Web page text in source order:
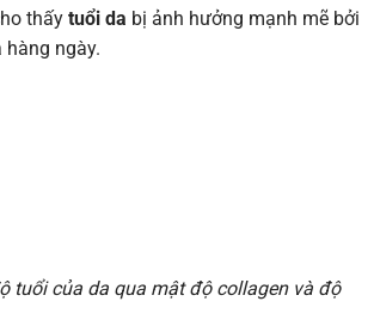
thấy tuổi da bị ảnh hưởng mạnh mẽ bởi
ngày.
tuổi của da qua mật độ collagen và độ